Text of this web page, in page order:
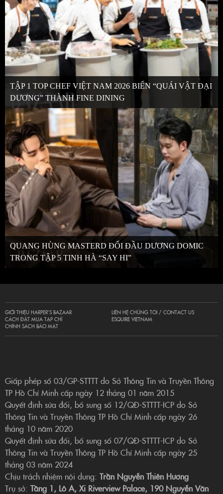
TẬP 1 TOP CHEF VIỆT NAM 2026 BIẾN “QUÁI VẬT ĐẠI
DƯƠNG” THÀNH FINE DINING
QUANG HÙNG MASTERD ĐỐI ĐẦU DƯƠNG DOMIC
TRONG TẬP 5 TINH HÀ “SAY HI”
GIỚI THIỆU HARPER’S BAZAAR
CÁCH ĐẶT MUA TẠP CHÍ
CHÍNH SÁCH BẢO MẬT
LIÊN HỆ CHÚNG TÔI / CONTACT US
ESQUIRE VIETNAM
Giấp phép số 03/GP-STTTT do Sở Thông Tin và Truyền Thông
TP Hồ Chí Minh cấp ngày 12 tháng 01 năm 2015
Quyết định sửa đổi, bổ sung số 12/QĐ-STTTT-ICP do Sở
Thông Tin và Truyền Thông TP Hồ Chí Minh cấp ngày 26
tháng 10 năm 2020
Quyết định sửa đổi, bổ sung số 07/QĐ-STTTT-ICP do Sở
Thông Tin và Truyền Thông TP Hồ Chí Minh cấp ngày 25
tháng 03 năm 2024
Chịu trách nhiệm nội dung: Trần Nguyễn Thiên Hương
Trụ sở: Tầng 1, Lô A, Xi Riverview Palace, 190 Nguyễn Văn